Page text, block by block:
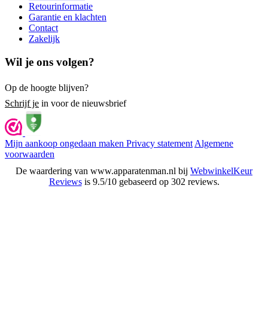
Retourinformatie
Garantie en klachten
Contact
Zakelijk
Wil je ons volgen?
Op de hoogte blijven?
Schrijf je in voor de nieuwsbrief
Mijn aankoop ongedaan maken Privacy statement Algemene
voorwaarden
De waardering van www.apparatenman.nl bij WebwinkelKeur
Reviewsis 9.5/10 gebaseerd op 302 reviews.